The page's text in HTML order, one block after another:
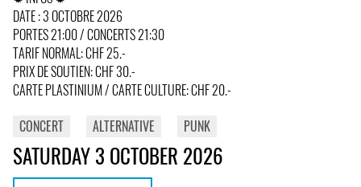
DATE : 3 OCTOBRE 2026
PORTES 21:00 / CONCERTS 21:30
TARIF NORMAL: CHF 25.-
PRIX DE SOUTIEN: CHF 30.-
CARTE PLASTINIUM / CARTE CULTURE: CHF 20.-
CONCERT
ALTERNATIVE PUNK
SATURDAY 3 OCTOBER 2026